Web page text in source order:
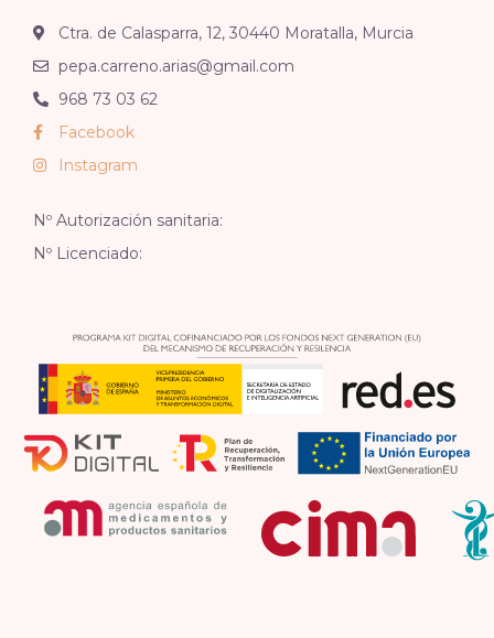
Ctra. de Calasparra, 12, 30440 Moratalla, Murcia
pepa.carreno.arias@gmail.com
968 73 03 62
Facebook
Instagram
Nº Autorización sanitaria:
Nº Licenciado: